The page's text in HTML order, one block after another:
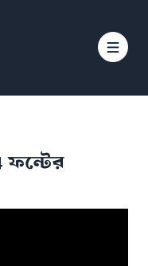
ফন্টের